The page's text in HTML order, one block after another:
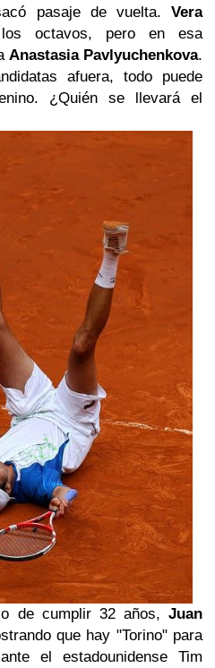
pasaje de vuelta.Vera
octavos, pero en esa
Anastasia Pavlyuchenkova.
afuera, todo puede
¿Quién se llevará el
de cumplir 32 años,Juan
que hay "Torino"para
el estadounidense Tim